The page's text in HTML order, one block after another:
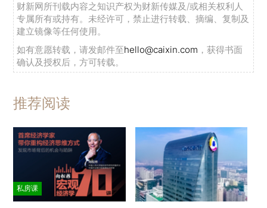
财新网所刊载内容之知识产权为财新传媒及/或相关权利人
专属所有或持有。未经许可，禁止进行转载、摘编、复制及
建立镜像等任何使用。
如有意愿转载，请发邮件至hello@caixin.com ，获得书面
确认及授权后，方可转载。
推荐阅读
私房课